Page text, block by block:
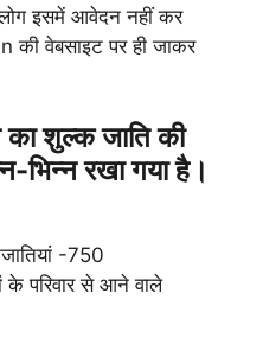
इसमें आवेदन नहीं कर
वेबसाइट पर ही जाकर
शुल्क जाति की
भिन्न रखा गया है।
-750
के परिवार से आने वाले